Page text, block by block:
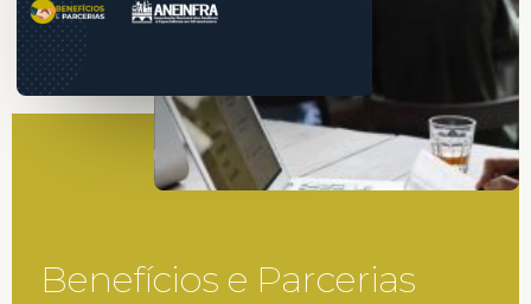
Benefícios e Parcerias